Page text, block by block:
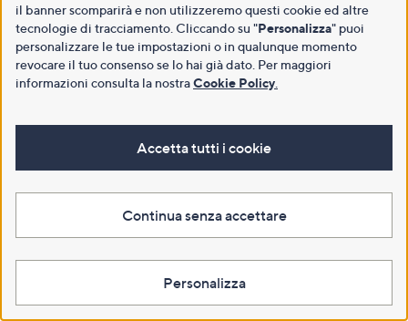
il banner scomparirà e non utilizzeremo questi cookie ed altre
tecnologie di tracciamento. Cliccando su "Personalizza" puoi
personalizzare le tue impostazioni o in qualunque momento
revocare il tuo consenso se lo hai già dato. Per maggiori
informazioni consulta la nostraCookie Policy
Accetta tutti i cookie
Continua senza accettare
Personalizza